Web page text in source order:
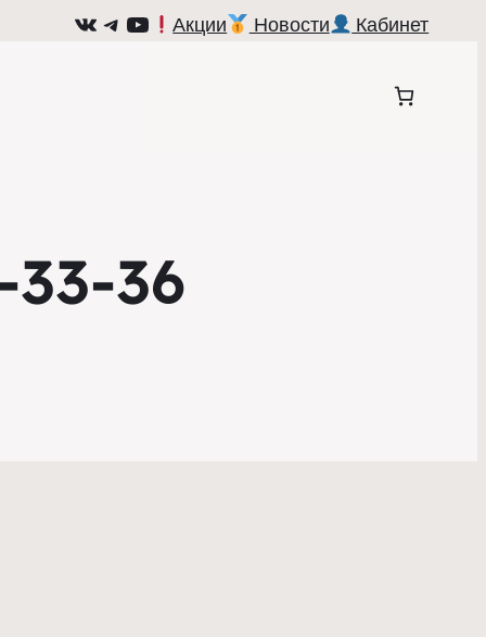
ВКонтакте
Telegram
YouTube
Акции Новости Кабинет
36